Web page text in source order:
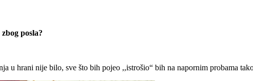
posla?
u hrani nije bilo, sve što bih pojeo ,,istrošio“ bih na napornim probama